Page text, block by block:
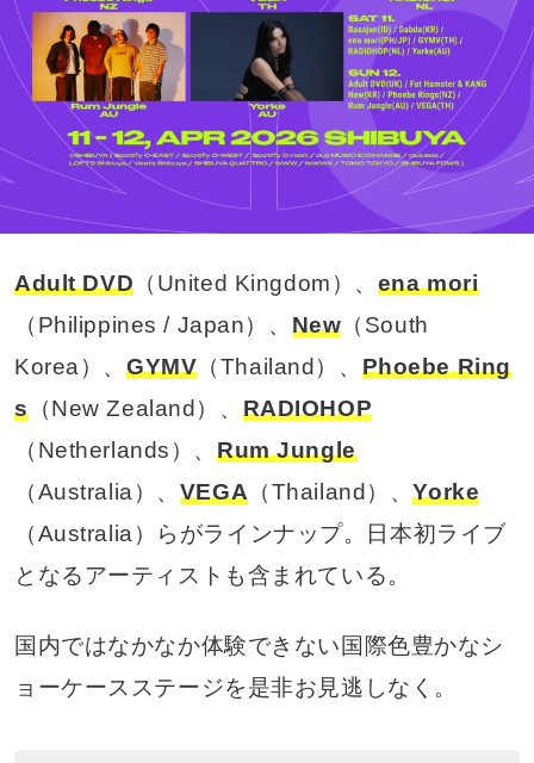
Adult DVD （United Kingdom）、 ena mori
（Philippines / Japan）、 New （South
Korea）、 GYMV （Thailand）、 Phoebe Ring
s（New Zealand）、 RADIOHOP
（Netherlands）、 Rum Jungle
（Australia）、 VEGA （Thailand）、Yorke
（Australia）らがラインナップ。日本初ライブ
となるアーティストも含まれている。
国内ではなかなか体験できない国際色豊かなシ
ョーケースステージを是非お見逃しなく。